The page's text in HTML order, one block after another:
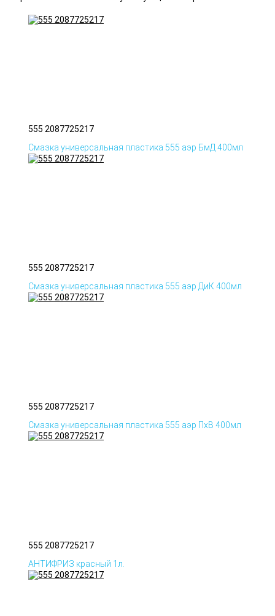
555 2087725217
Смазка универсальная пластика 555 аэр БмД 400мл
555 2087725217
Смазка универсальная пластика 555 аэр ДиК 400мл
555 2087725217
Смазка универсальная пластика 555 аэр ПхВ 400мл
555 2087725217
АНТИФРИЗ красный 1л.